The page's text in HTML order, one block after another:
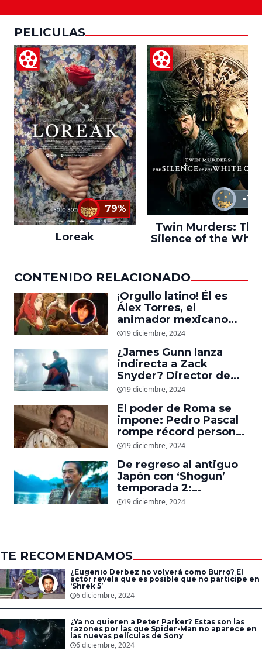
PELICULAS
79%
Loreak
-1%
Twin Murders: The
Silence of the
CONTENIDO RELACIONADO
¡Orgullo latino! Él es
Álex Torres, el
animador mexicano
que trabajó en ‘La
Rohirrim,’ ‘Jujutsu
Kaisen’ y ‘One Piece’
19 diciembre, 2024
¿James Gunn lanza
indirecta a Zack
Snyder? Director de
‘Superman’ explica
luciera el nuevo traje
del superhéroe
19 diciembre, 2024
El poder de Roma se
impone: Pedro Pascal
rompe récord personal
en taquilla con
19 diciembre, 2024
De regreso al antiguo
Japón con ‘Shogun’
temporada 2:
Showrunners explican
19 diciembre, 2024
TE RECOMENDAMOS
¿Eugenio Derbez no volverá como Burro? El
actor revela que es posible que no participe en
‘Shrek 5’
6 diciembre, 2024
¿Ya no quieren a Peter Parker? Estas son las
razones por las que Spider-Man no aparece en
las nuevas películas de Sony
6 diciembre, 2024